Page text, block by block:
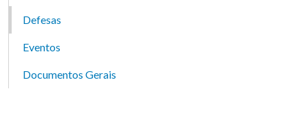
Defesas
Eventos
Documentos Gerais